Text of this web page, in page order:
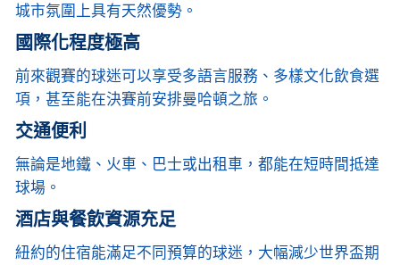
城市氛圍上具有天然優勢。
國際化程度極高
前來觀賽的球迷可以享受多語言服務、多樣文化飲食選
項，甚至能在決賽前安排曼哈頓之旅。
交通便利
無論是地鐵、火車、巴士或出租車，都能在短時間抵達
球場。
酒店與餐飲資源充足
紐約的住宿能滿足不同預算的球迷，大幅減少世界盃期